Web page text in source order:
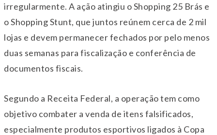
irregularmente. A ação atingiu o Shopping 25 Brás e
o Shopping Stunt, que juntos reúnem cerca de 2 mil
lojas e devem permanecer fechados por pelo menos
duas semanas para fiscalização e conferência de
documentos fiscais.
Segundo a Receita Federal, a operação tem como
objetivo combater a venda de itens falsificados,
especialmente produtos esportivos ligados à Copa